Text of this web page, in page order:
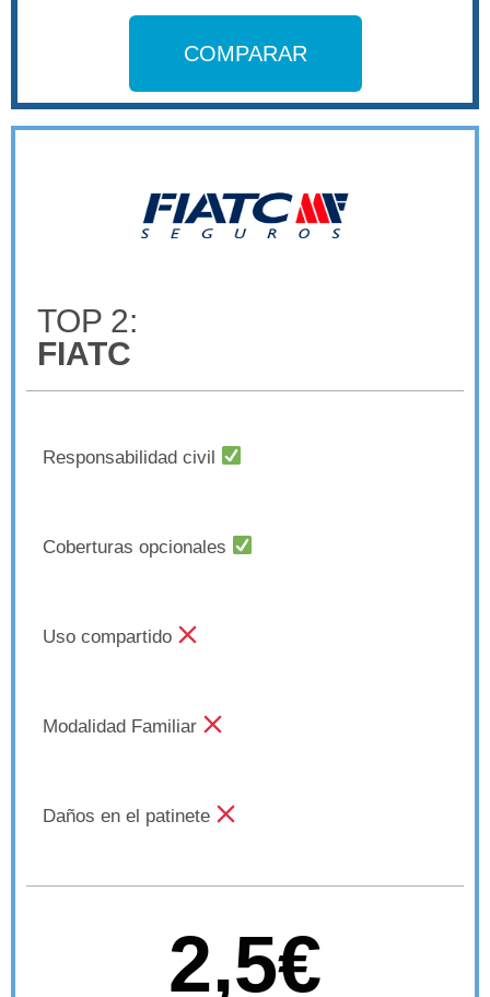
COMPARAR
TOP 2:
FIATC
Responsabilidad civil
Coberturas opcionales
Uso compartido
Modalidad Familiar
Daños en el patinete
2,5€